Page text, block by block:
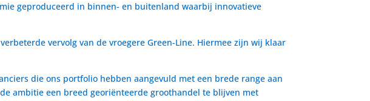
geproduceerd in binnen- en buitenland waarbij innovatieve
vervolg van de vroegere Green-Line. Hiermee zijn wij klaar
die ons portfolio hebben aangevuld met een brede range aan
ambitie een breed georiënteerde groothandel te blijven met